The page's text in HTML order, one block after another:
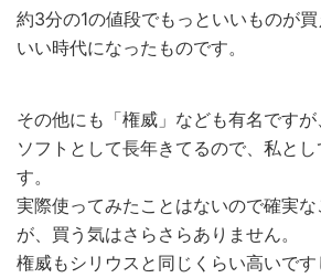
約3分の1の値段でもっといいものが買
いい時代になったものです。
その他にも「権威」なども有名です
ソフトとして長年きてるので、私と
す。
実際使ってみたことはないので確実
が、買う気はさらさらありません。
権威もシリウスと同じくらい高いです